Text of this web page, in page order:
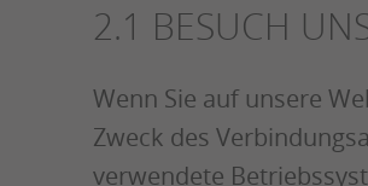
2.1 BESUCH
Wenn Sie auf unsere
Zweck des
verwendete